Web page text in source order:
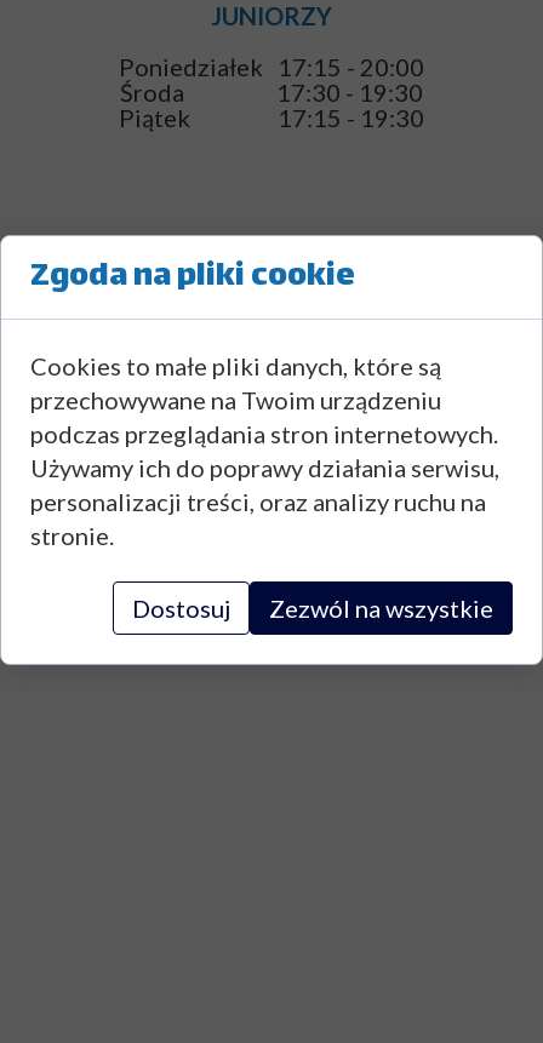
ZESPÓŁ SZKÓŁ ZAWODOWYCH
IM. R. MIELCZARSKIEGO
MINISIATKÓWKA
Środa 16:10 - 17:40
Piątek 16:10 - 17:40
JUNIORZY
Poniedziałek 17:15 - 20:00
Środa 17:30 - 19:30
Piątek 17:15 - 19:30
Zgoda na pliki cookie
Cookies to małe pliki danych, które są
przechowywane na Twoim urządzeniu
podczas przeglądania stron internetowych.
Używamy ich do poprawy działania serwisu,
personalizacji treści, oraz analizy ruchu na
stronie.
Dostosuj Zezwól na wszystkie